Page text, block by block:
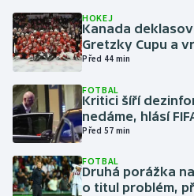
Gymnastika
Házená
Jezdectví
Judo
Krasobruslení
HOKEJ
Kanada
Gretzky Cupu a
Před 44 min
FOTBAL
Kritici šíří
nedáme, hlásí
Před 57 min
FOTBAL
Druhá porážka
o titul problém,